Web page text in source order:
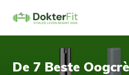
De 7 Beste